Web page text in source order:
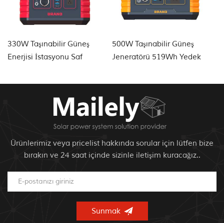
330W Taşınabilir Güneş
Enerjisi İstasyonu Saf
500W Taşınabilir Güneş
Jeneratörü 519Wh Yedek
Ürünlerimiz veya pricelist hakkında sorular için lütfen bize
bırakın ve 24 saat içinde sizinle iletişim kuracağız..